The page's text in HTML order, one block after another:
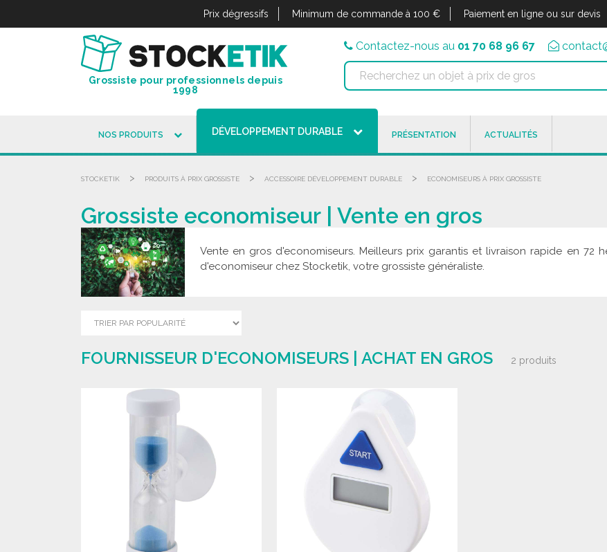
Prix dégressifs Minimum de commande à 100 € Paiement en ligne ou sur devis
Grossiste pour professionnels depuis
1998
Contactez-nous au 01 70 68 96 67
NOS PRODUITS DÉVELOPPEMENT DURABLE PRÉSENTATION ACTUALITÉS
STOCKETIK > PRODUITS À PRIX GROSSISTE > ACCESSOIRE DÉVELOPPEMENT DURABLE > ECONOMISEURS À PRIX GROSSISTE
Grossiste economiseur | Vente en gros
Vente en gros d'economiseurs. Meilleurs prix garantis et livraison rapide en
d'economiseur chez Stocketik, votre grossiste généraliste.
FOURNISSEUR D'ECONOMISEURS | ACHAT EN GROS 2 produits